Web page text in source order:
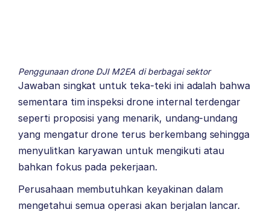
Penggunaan drone DJI M2EA di berbagai sektor
Jawaban singkat untuk teka-teki ini adalah bahwa
sementara tim inspeksi drone internal terdengar
seperti proposisi yang menarik, undang-undang
yang mengatur drone terus berkembang sehingga
menyulitkan karyawan untuk mengikuti atau
bahkan fokus pada pekerjaan.
Perusahaan membutuhkan keyakinan dalam
mengetahui semua operasi akan berjalan lancar.